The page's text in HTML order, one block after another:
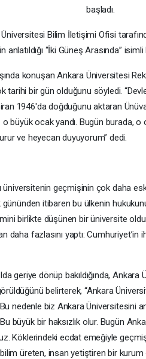
başladı.
Bilim İletişimi Ofisi
anlatıldığı “İki Güneş Arasında”
konuşan Ankara Üniversitesi
tarihi bir gün olduğunu söyledi.
1946'da doğduğunu aktaran
büyük ocak yandı. Bugün burada, o
ve heyecan duyuyorum” dedi.
üniversitenin geçmişinin çok daha
itibaren bu ülkenin
birlikte düşünen bir üniversite
daha fazlasını yaptı:
geriye dönüp bakıldığında,
belirterek, “Ankara
Bu nedenle biz Ankara
büyük bir haksızlık olur. Bugün
Köklerindeki ecdat emeğiyle
üreten, insan yetiştiren bir